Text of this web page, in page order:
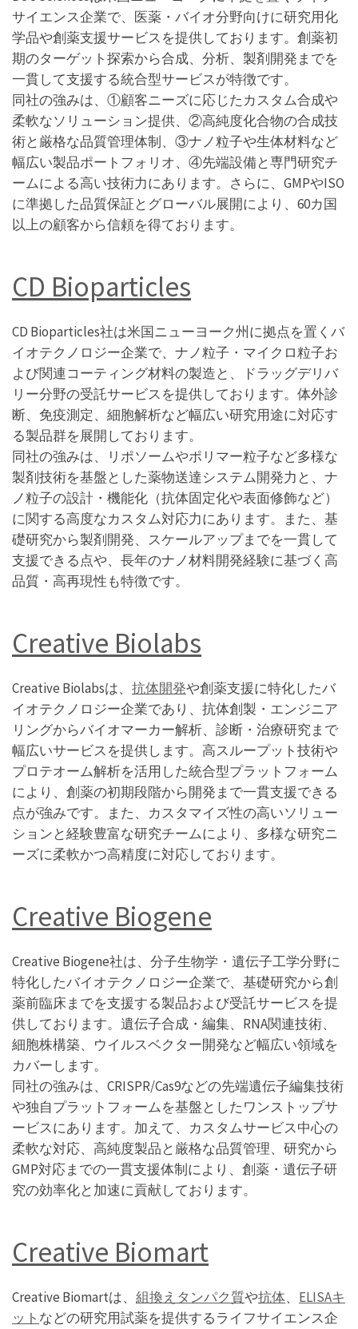
サイエンス企業で、医薬・バイオ分野向けに研究用化
学品や創薬支援サービスを提供しております。創薬初
期のターゲット探索から合成、分析、製剤開発までを
一貫して支援する統合型サービスが特徴です。
同社の強みは、①顧客ニーズに応じたカスタム合成や
柔軟なソリューション提供、②高純度化合物の合成技
術と厳格な品質管理体制、③ナノ粒子や生体材料など
幅広い製品ポートフォリオ、④先端設備と専門研究チ
ームによる高い技術力にあります。さらに、GMPやISO
に準拠した品質保証とグローバル展開により、60カ国
以上の顧客から信頼を得ております。
CD Bioparticles
CD Bioparticles社は米国ニューヨーク州に拠点を置くバ
イオテクノロジー企業で、ナノ粒子・マイクロ粒子お
よび関連コーティング材料の製造と、ドラッグデリバ
リー分野の受託サービスを提供しております。体外診
断、免疫測定、細胞解析など幅広い研究用途に対応す
る製品群を展開しております。
同社の強みは、リポソームやポリマー粒子など多様な
製剤技術を基盤とした薬物送達システム開発力と、ナ
ノ粒子の設計・機能化（抗体固定化や表面修飾など）
に関する高度なカスタム対応力にあります。また、基
礎研究から製剤開発、スケールアップまでを一貫して
支援できる点や、長年のナノ材料開発経験に基づく高
品質・高再現性も特徴です。
Creative Biolabs
Creative Biolabsは、 抗体開発や創薬支援に特化したバ
イオテクノロジー企業であり、抗体創製・エンジニア
リングからバイオマーカー解析、診断・治療研究まで
幅広いサービスを提供します。高スループット技術や
プロテオーム解析を活用した統合型プラットフォーム
により、創薬の初期段階から開発まで一貫支援できる
点が強みです。また、カスタマイズ性の高いソリュー
ションと経験豊富な研究チームにより、多様な研究ニ
ーズに柔軟かつ高精度に対応しております。
Creative Biogene
Creative Biogene社は、分子生物学・遺伝子工学分野に
特化したバイオテクノロジー企業で、基礎研究から創
薬前臨床までを支援する製品および受託サービスを提
供しております。遺伝子合成・編集、RNA関連技術、
細胞株構築、ウイルスベクター開発など幅広い領域を
カバーします。
同社の強みは、CRISPR/Cas9などの先端遺伝子編集技術
や独自プラットフォームを基盤としたワンストップサ
ービスにあります。加えて、カスタムサービス中心の
柔軟な対応、高純度製品と厳格な品質管理、研究から
GMP対応までの一貫支援体制により、創薬・遺伝子研
究の効率化と加速に貢献しております。
Creative Biomart
Creative Biomartは、 組換えタンパク質や抗体、 ELISAキ
ット などの研究用試薬を提供するライフサイエンス企